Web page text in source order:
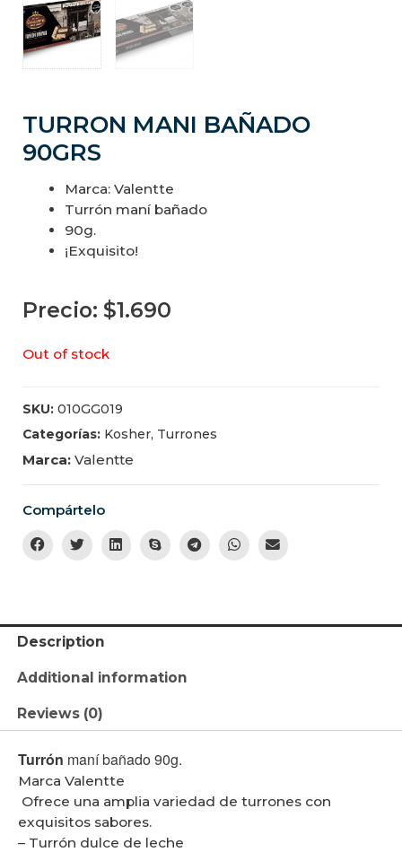
TURRON MANI BAÑADO
90GRS
Marca: Valentte
Turrón maní bañado
90g.
¡Exquisito!
Precio: $1.690
Out of stock
SKU: 010GG019
Categorías: Kosher, Turrones
Marca: Valentte
Compártelo
Description
Additional information
Reviews (0)
Turrón maní bañado 90g.
Marca Valentte
Ofrece una amplia variedad de turrones con
exquisitos sabores.
– Turrón dulce de leche